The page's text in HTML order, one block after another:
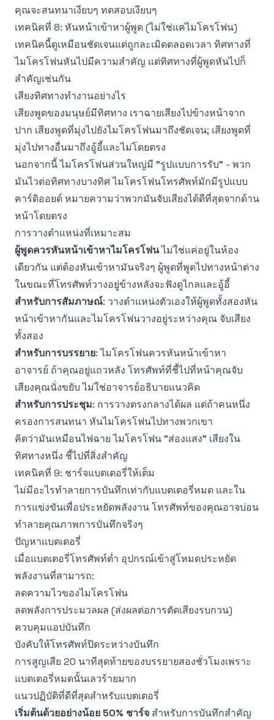
คุณจะสนทนาเงียบๆ ทดสอบเงียบๆ
เทคนิคที่ 8: หันหน้าเข้าหาผู้พูด (ไม่ใช่แค่ไมโครโฟน)
เทคนิคนี้ดูเหมือนชัดเจนแต่ถูกละเมิดตลอดเวลา ทิศทางที่
ไมโครโฟนหันไปมีความสำคัญ แต่ทิศทางที่ผู้พูดหันไปก็
สำคัญเช่นกัน
เสียงทิศทางทำงานอย่างไร
เสียงพูดของมนุษย์มีทิศทาง เราฉายเสียงไปข้างหน้าจาก
ปาก เสียงพูดที่มุ่งไปยังไมโครโฟนมาถึงชัดเจน; เสียงพูดที่
มุ่งไปทางอื่นมาถึงอู้อี้และไม่โดยตรง
นอกจากนี้ ไมโครโฟนส่วนใหญ่มี "รูปแบบการรับ" - พวก
มันไวต่อทิศทางบางทิศ ไมโครโฟนโทรศัพท์มักมีรูปแบบ
คาร์ดิออยด์ หมายความว่าพวกมันจับเสียงได้ดีที่สุดจากด้าน
หน้าโดยตรง
การวางตำแหน่งที่เหมาะสม
ผู้พูดควรหันหน้าเข้าหาไมโครโฟนไม่ใช่แค่อยู่ในห้อง
เดียวกัน แต่ต้องหันเข้าหามันจริงๆ ผู้พูดที่พูดไปทางหน้าต่าง
ในขณะที่โทรศัพท์วางอยู่ข้างหลังจะฟังดูไกลและอู้อี้
สำหรับการสัมภาษณ์: วางตำแหน่งตัวเองให้ผู้พูดทั้งสองหัน
หน้าเข้าหากันและไมโครโฟนวางอยู่ระหว่างคุณ จับเสียง
ทั้งสอง
สำหรับการบรรยาย: ไมโครโฟนควรหันหน้าเข้าหา
อาจารย์ ถ้าคุณอยู่แถวหลัง โทรศัพท์ที่ชี้ไปที่หน้าคุณจับ
เสียงคุณนั่งขยับ ไม่ใช่อาจารย์อธิบายแนวคิด
สำหรับการประชุม: การวางตรงกลางได้ผล แต่ถ้าคนหนึ่ง
ครองการสนทนา หันไมโครโฟนไปทางพวกเขา
คิดว่ามันเหมือนไฟฉาย ไมโครโฟน "ส่องแสง" เสียงใน
ทิศทางหนึ่ง ชี้ไปที่สิ่งสำคัญ
เทคนิคที่ 9: ชาร์จแบตเตอรี่ให้เต็ม
ไม่มีอะไรทำลายการบันทึกเท่ากับแบตเตอรี่หมด และใน
การแข่งขันเพื่อประหยัดพลังงาน โทรศัพท์ของคุณอาจบ่อน
ทำลายคุณภาพการบันทึกจริงๆ
ปัญหาแบตเตอรี่
เมื่อแบตเตอรี่โทรศัพท์ต่ำ อุปกรณ์เข้าสู่โหมดประหยัด
พลังงานที่สามารถ:
ลดความไวของไมโครโฟน
ลดพลังการประมวลผล (ส่งผลต่อการตัดเสียงรบกวน)
ควบคุมแอปบันทึก
บังคับให้โทรศัพท์ปิดระหว่างบันทึก
การสูญเสีย 20 นาทีสุดท้ายของบรรยายสองชั่วโมงเพราะ
แบตเตอรี่หมดนั้นเลวร้ายมาก
แนวปฏิบัติที่ดีที่สุดสำหรับแบตเตอรี่
เริ่มต้นด้วยอย่างน้อย 50% ชาร์จ สำหรับการบันทึกสำคัญ